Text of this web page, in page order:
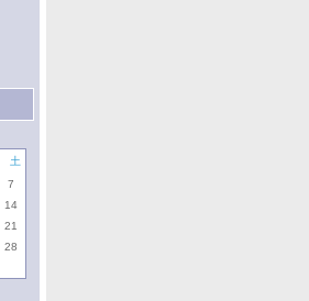
土
7
14
21
28